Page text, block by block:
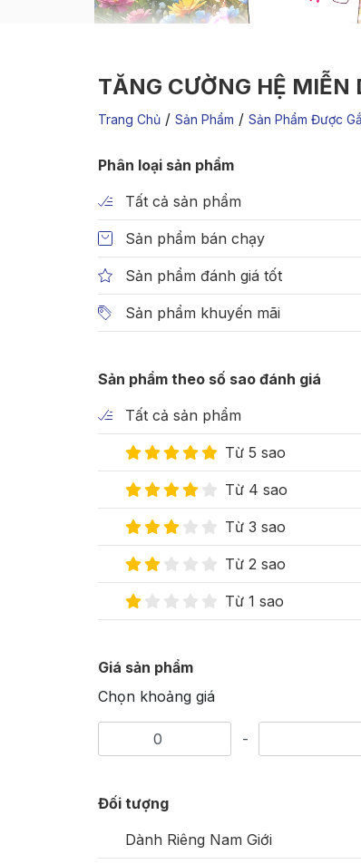
TĂNG CƯỜNG HỆ MIỄN
Trang Chủ / Sản Phẩm / Sản Phẩm Được
Phân loại sản phẩm
Tất cả sản phẩm
Sản phẩm bán chạy
Sản phẩm đánh giá tốt
Sản phẩm khuyến mãi
Sản phẩm theo số sao đánh giá
Tất cả sản phẩm
Từ 5 sao
Từ 4 sao
Từ 3 sao
Từ 2 sao
Từ 1 sao
Giá sản phẩm
Chọn khoảng giá
-
Đối tượng
Dành Riêng Nam Giới